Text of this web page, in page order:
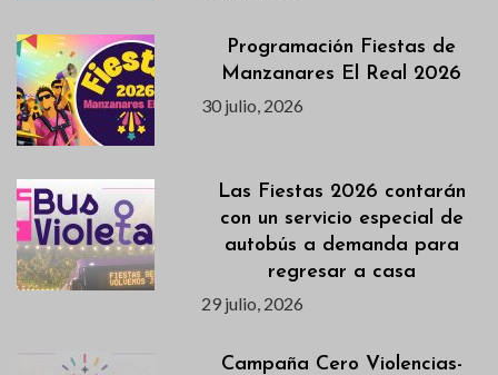
Programación Fiestas de
Manzanares El Real 2026
30 julio, 2026
Las Fiestas 2026 contarán
con un servicio especial de
autobús a demanda para
regresar a casa
29 julio, 2026
Campaña Cero Violencias-